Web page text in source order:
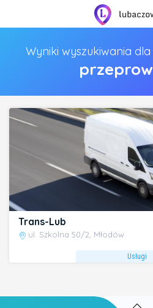
Wyniki wyszukiwania dla
Trans-Lub
ul. Szkolna 50/2, Młodów
Usługi